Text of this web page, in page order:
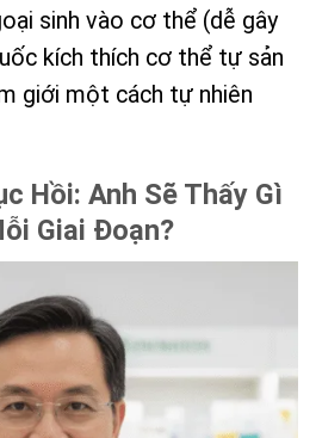
sinh vào cơ thể (dễ gây
kích thích cơ thể tự sản
giới một cách tự nhiên
Hồi: Anh Sẽ Thấy Gì
Giai Đoạn?